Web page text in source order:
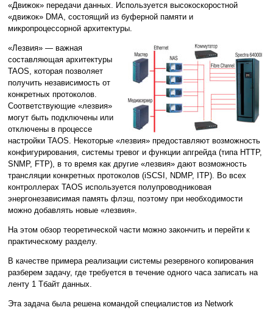
«Движок» передачи данных. Используется высокоскоростной
«движок» DMA, состоящий из буферной памяти и
микропроцессорной архитектуры.
«Лезвия» — важная
составляющая архитектуры
TAOS, которая позволяет
получить независимость от
конкретных протоколов.
Соответствующие «лезвия»
могут быть подключены или
отключены в процессе
настройки TAOS. Некоторые «лезвия» предоставляют возможность
конфигурирования, системы тревог и функции апгрейда (типа HTTP,
SNMP, FTP), в то время как другие «лезвия» дают возможность
трансляции конкретных протоколов (iSCSI, NDMP, ITP). Во всех
контроллерах TAOS используется полупроводниковая
энергонезависимая память флэш, поэтому при необходимости
можно добавлять новые «лезвия».
На этом обзор теоретической части можно закончить и перейти к
практическому разделу.
В качестве примера реализации системы резервного копирования
разберем задачу, где требуется в течение одного часа записать на
ленту 1 Tбайт данных.
Эта задача была решена командой специалистов из Network